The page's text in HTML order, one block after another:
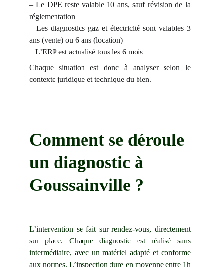
– Le DPE reste valable 10 ans, sauf révision de la
réglementation
– Les diagnostics gaz et électricité sont valables 3
ans (vente) ou 6 ans (location)
– L’ERP est actualisé tous les 6 mois
Chaque situation est donc à analyser selon le
contexte juridique et technique du bien.
Comment se déroule
un diagnostic à
Goussainville ?
L’intervention se fait sur rendez-vous, directement
sur place. Chaque diagnostic est réalisé sans
intermédiaire, avec un matériel adapté et conforme
aux normes. L’inspection dure en moyenne entre 1h